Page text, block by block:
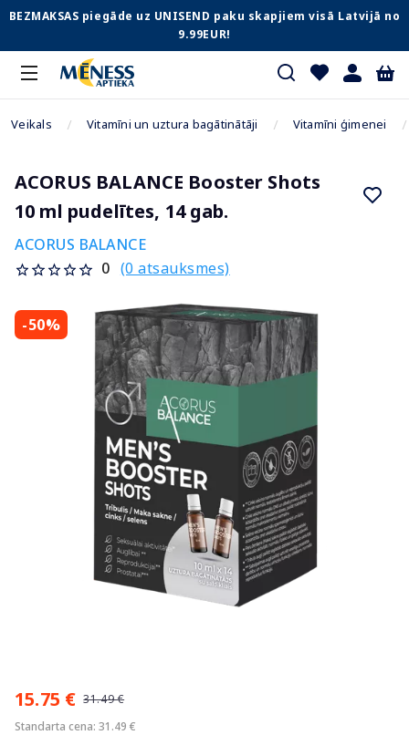
BEZMAKSAS piegāde uz UNISEND paku skapjiem visā Latvijā no
9.99EUR!
Veikals Vitamīni un uztura bagātinātāji Vitamīni ģimenei
ACORUS BALANCE Booster Shots
10 ml pudelītes, 14 gab.
ACORUS BALANCE
0 (0 atsauksmes)
-50%
15.75 € 31.49 €
Standarta cena: 31.49 €